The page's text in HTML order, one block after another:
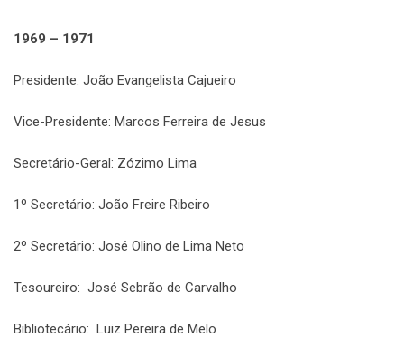
1969 – 1971
Presidente: João Evangelista Cajueiro
Vice-Presidente: Marcos Ferreira de Jesus
Secretário-Geral: Zózimo Lima
1º Secretário: João Freire Ribeiro
2º Secretário: José Olino de Lima Neto
Tesoureiro: José Sebrão de Carvalho
Bibliotecário: Luiz Pereira de Melo